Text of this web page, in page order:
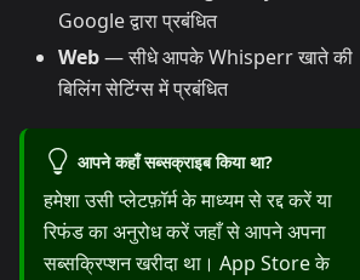
Google द्वारा प्रबंधित
Web— सीधे आपके Whisperr खाते की
बिलिंग सेटिंग्स में प्रबंधित
आपने कहाँ सब्सक्राइब किया था?
हमेशा उसी प्लेटफ़ॉर्म के माध्यम से रद्द करें या
रिफंड का अनुरोध करें जहाँ से आपने अपना
सब्सक्रिप्शन खरीदा था। App Store के